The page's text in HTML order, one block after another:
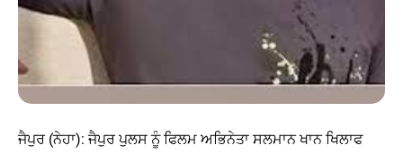
ਜੈਪੁਰ (ਨੇਹਾ): ਜੈਪੁਰ ਪੁਲਸ ਨੂੰ ਫਿਲਮ ਅਭਿਨੇਤਾ ਸਲਮਾਨ ਖਾਨ ਖਿਲਾਫ